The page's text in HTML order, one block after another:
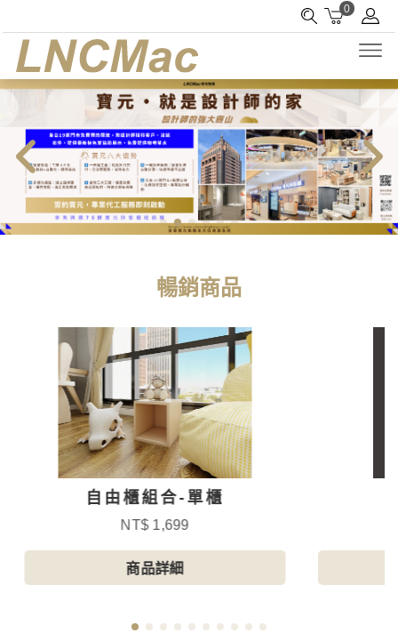
0
暢銷商品
自由櫃組合-單櫃
NT$ 1,699
商品詳細